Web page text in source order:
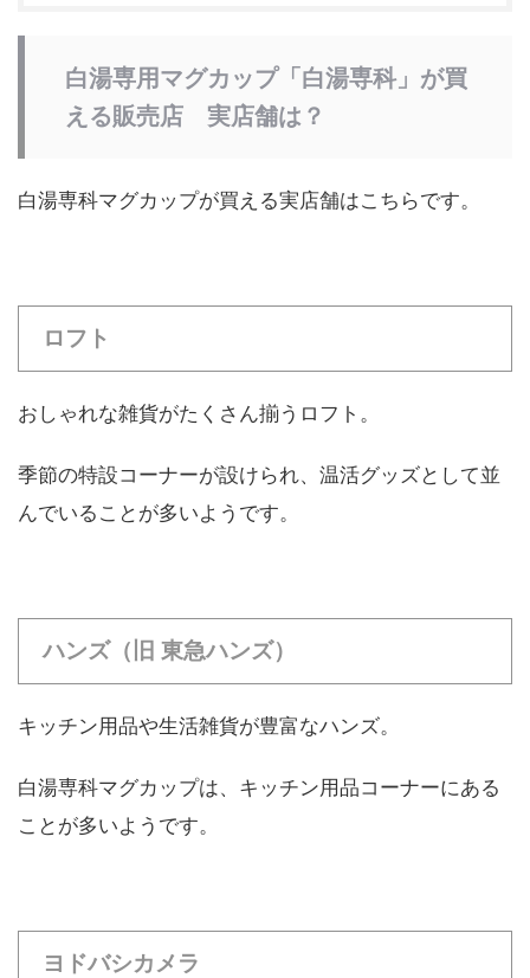
白湯専用マグカップ「白湯専科」が買
える販売店 実店舗は？
白湯専科マグカップが買える実店舗はこちらです。
ロフト
おしゃれな雑貨がたくさん揃うロフト。
季節の特設コーナーが設けられ、温活グッズとして並
んでいることが多いようです。
ハンズ（旧 東急ハンズ）
キッチン用品や生活雑貨が豊富なハンズ。
白湯専科マグカップは、キッチン用品コーナーにある
ことが多いようです。
ヨドバシカメラ